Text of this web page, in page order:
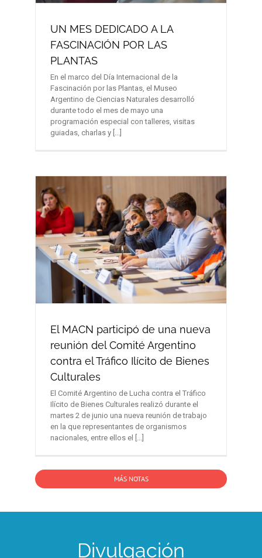
UN MES DEDICADO A LA
FASCINACIÓN POR LAS
PLANTAS
En el marco del Día Internacional de la
Fascinación por las Plantas, el Museo
Argentino de Ciencias Naturales desarrolló
durante todo el mes de mayo una
programación especial con talleres, visitas
guiadas, charlas y [...]
El MACN participó de una nueva
reunión del Comité Argentino
contra el Tráfico Ilícito de Bienes
Culturales
El Comité Argentino de Lucha contra el Tráfico
Ilícito de Bienes Culturales realizó durante el
martes 2 de junio una nueva reunión de trabajo
en la que representantes de organismos
nacionales, entre ellos el [...]
MÁS NOTAS
Divulgación